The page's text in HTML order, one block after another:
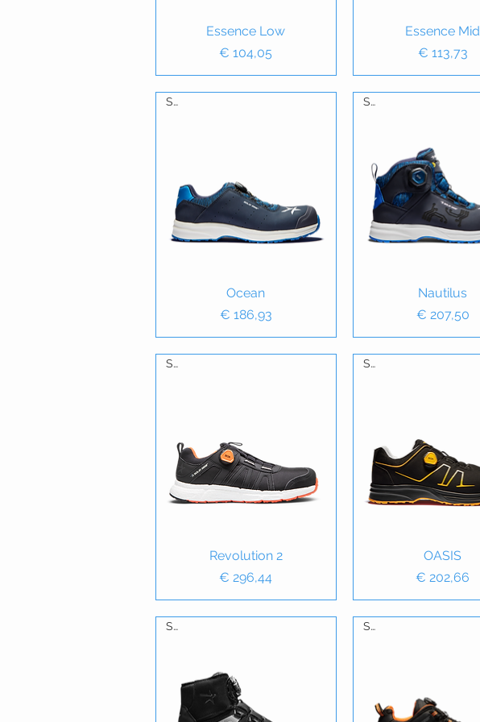
Snel overzicht
Essence Low
Prijs
€ 104,05
Snel overzicht
Essence Mid
Prijs
€ 113,73
Snel overzicht
S1P
Ocean
Prijs
€ 186,93
Snel overzicht
S3
Nautilus
Prijs
€ 207,50
Snel overzicht
S3
Revolution 2
Prijs
€ 296,44
Snel overzicht
S3
OASIS
Prijs
€ 202,66
S3 S3